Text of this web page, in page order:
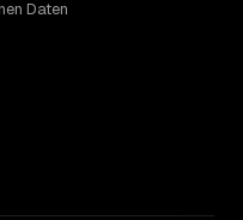
erst nach einer kurzen,
Daten